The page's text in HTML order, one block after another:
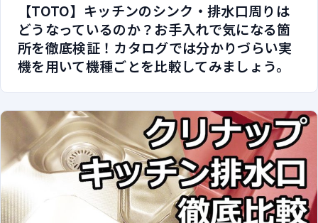
【TOTO】キッチンのシンク・排水口周りは
どうなっているのか？お手入れで気になる箇
所を徹底検証！カタログでは分かりづらい実
機を用いて機種ごとを比較してみましょう。